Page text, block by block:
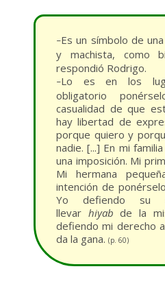
–Es un símbolo de
y machista, como
respondió Rodrigo.
–Lo es en los
obligatorio
casualidad de que
hay libertad de
porque quiero y
nadie. [...] En mi
una imposición. Mi
Mi hermana
intención de
Yo defiendo su
llevar hiyab de la
defiendo mi derecho
da la gana. (p. 60)